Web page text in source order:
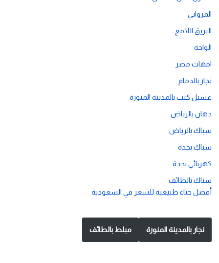
المرواني
البريق اللامع
الواحة
امهات مصر
نجار بالدمام
غسيل كنب بالمدينة المنورة
دهان بالرياض
سباك بالرياض
سباك بجدة
كهربائي بجدة
سباك بالطائف
أفضل حناء طبيعية للشعر في السعودية
نجار بالمدينة المنورة مبلط بالطائف